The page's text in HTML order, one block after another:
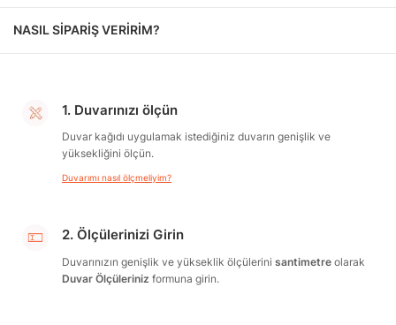
NASIL SİPARİŞ VERİRİM?
1. Duvarınızı ölçün
Duvar kağıdı uygulamak istediğiniz duvarın genişlik ve
yüksekliğini ölçün.
Duvarımı nasıl ölçmeliyim?
2. Ölçülerinizi Girin
Duvarınızın genişlik ve yükseklik ölçülerini santimetre olarak
Duvar Ölçüleriniz formuna girin.